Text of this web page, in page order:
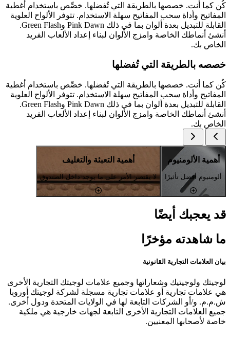
كُن كما أنت. خصصها بالطريقة التي تُفضلها. خصِّص باستخدام أغطية
المفاتيح وأداة سحب المفاتيح سهلة الاستخدام. تتوفر الألواح العلوية
القابلة للتبديل بعدة ألوان بما في ذلك Pink Dawn وGreen Flash.
أنشئ أنماطك الخاصة وامزج الألوان لبناء إعداد الألعاب الفريد
الخاص بك.
خصصه بالطريقة التي تُفضلها
كُن كما أنت. خصصها بالطريقة التي تُفضلها. خصِّص باستخدام أغطية
المفاتيح وأداة سحب المفاتيح سهلة الاستخدام. تتوفر الألواح العلوية
القابلة للتبديل بعدة ألوان بما في ذلك Pink Dawn وGreen Flash.
أنشئ أنماطك الخاصة وامزج الألوان لبناء إعداد الألعاب الفريد
الخاص بك.
أهمية الألومنيوم
ألومنيوم أفضل تأثيرًا
أهمية التعبئة والتغليف
لا يقتصر الأمر على ما يوجد داخل الصندوق
قد يعجبك أيضًا
ما شاهدته مؤخرًا
بيان العلامات التجارية القانونية
لوجيتك ولوجيتيك وشعاراتها وجميع علامات لوجيتك التجارية الأخرى
هي علامات تجارية أو علامات تجارية مسجلة لشركة لوجيتك أوروبا
ش.م.م. و/أو الشركات التابعة لها في الولايات المتحدة ودول أخرى.
جميع العلامات التجارية الأخرى التابعة لجهات خارجية هي ملكية
خاصة لأصحابها المعنيين.